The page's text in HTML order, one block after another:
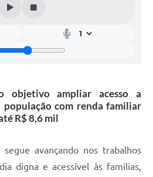
objetivo ampliar acesso a
com renda familiar
R$ 8,6 mil
avançando nos trabalhos
digna e acessível às famílias,